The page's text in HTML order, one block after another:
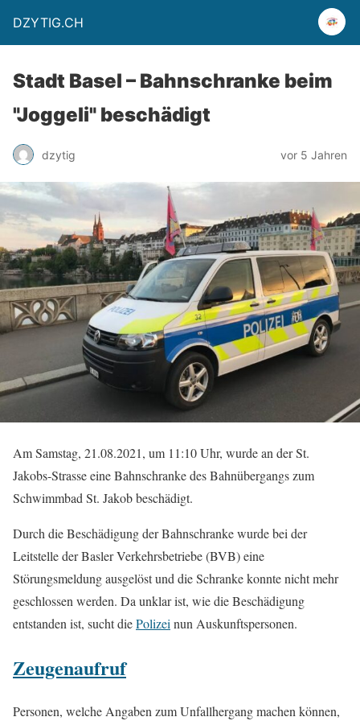
DZYTIG.CH
Stadt Basel – Bahnschranke beim
"Joggeli" beschädigt
dzytig vor 5 Jahren
Am Samstag, 21.08.2021, um 11:10 Uhr, wurde an der St.
Jakobs-Strasse eine Bahnschranke des Bahnübergangs zum
Schwimmbad St. Jakob beschädigt.
Durch die Beschädigung der Bahnschranke wurde bei der
Leitstelle der Basler Verkehrsbetriebe (BVB) eine
Störungsmeldung ausgelöst und die Schranke konnte nicht mehr
geschlossen werden. Da unklar ist, wie die Beschädigung
entstanden ist, sucht diePolizei nun Auskunftspersonen.
Zeugenaufruf
Personen, welche Angaben zum Unfallhergang machen können,